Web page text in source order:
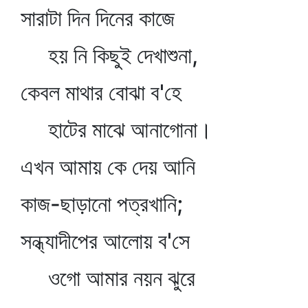
সারাটা দিন দিনের কাজে
হয় নি কিছুই দেখাশুনা,
কেবল মাথার বোঝা ব'হে
হাটের মাঝে আনাগোনা।
এখন আমায় কে দেয় আনি
কাজ-ছাড়ানো পত্রখানি;
সন্ধ্যাদীপের আলোয় ব'সে
ওগো আমার নয়ন ঝুরে